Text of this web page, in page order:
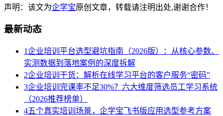
声明：该文为企学宝原创文章，转载请注明出处,谢谢合作！
最新动态
1企业培训平台选型避坑指南（2026版）：从核心参数、
实测数据到落地案例的深度拆解
2企业培训干货：解析在线学习平台的客户服务“密码”
3企业培训完课率不足30%？六大维度筛选员工学习系统
（2026推荐榜单）
4五个真实培训场景，企学宝飞书版应用选型参考方案